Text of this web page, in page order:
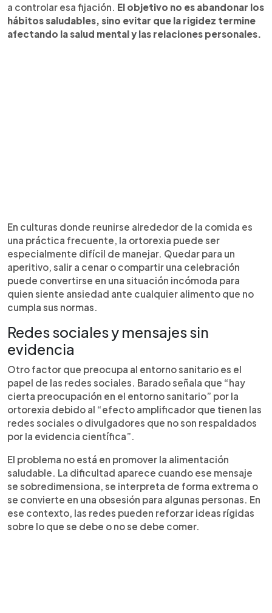
a controlar esa fijación. El objetivo no es abandonar los
hábitos saludables, sino evitar que la rigidez termine
afectando la salud mental y las relaciones personales.
En culturas donde reunirse alrededor de la comida es
una práctica frecuente, la ortorexia puede ser
especialmente difícil de manejar. Quedar para un
aperitivo, salir a cenar o compartir una celebración
puede convertirse en una situación incómoda para
quien siente ansiedad ante cualquier alimento que no
cumpla sus normas.
Redes sociales y mensajes sin
evidencia
Otro factor que preocupa al entorno sanitario es el
papel de las redes sociales. Barado señala que “hay
cierta preocupación en el entorno sanitario” por la
ortorexia debido al “efecto amplificador que tienen las
redes sociales o divulgadores que no son respaldados
por la evidencia científica”.
El problema no está en promover la alimentación
saludable. La dificultad aparece cuando ese mensaje
se sobredimensiona, se interpreta de forma extrema o
se convierte en una obsesión para algunas personas. En
ese contexto, las redes pueden reforzar ideas rígidas
sobre lo que se debe o no se debe comer.